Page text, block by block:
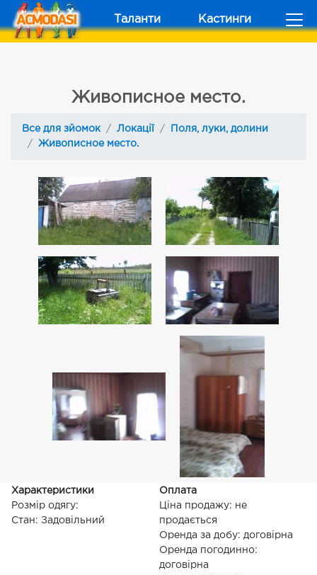
Таланти Кастинги
Живописное место.
Все для зйомок Локації
Поля, луки, долини
Живописное место.
Характеристики
Розмір одягу:
Стан: Задовільний
Оплата
Ціна продажу: не
продається
Оренда за добу: договірна
Оренда погодинно:
договірна